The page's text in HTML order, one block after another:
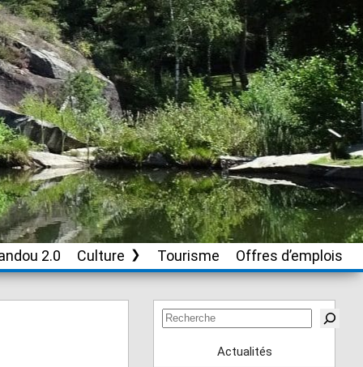
2.0 Culture
Soutien aux
associations culturelles
Tourisme Offres d’emplois
Rechercher
Actualités